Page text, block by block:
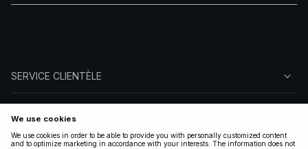
SERVICE CLIENTÈLE
SUIVEZ-NOUS